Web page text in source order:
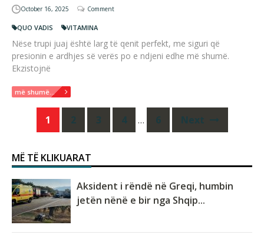
October 16, 2025 Comment
QUO VADIS VITAMINA
Nëse trupi juaj është larg të qenit perfekt, me siguri që
presionin e ardhjes së verës po e ndjeni edhe më shumë.
Ekzistojnë
më shumë...
Posts
navigation
1 2 3 4 … 6 Next
MË TË KLIKUARAT
Aksident i rëndë në Greqi, humbin
jetën nënë e bir nga Shqip...